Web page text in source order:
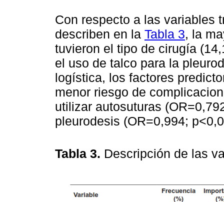
Con respecto a las variables
describen en la Tabla 3, la
tuvieron el tipo de cirugía
el uso de talco para la
logística, los factores
menor riesgo de
utilizar autosuturas
pleurodesis (OR=0,994;
Tabla 3. Descripción de las